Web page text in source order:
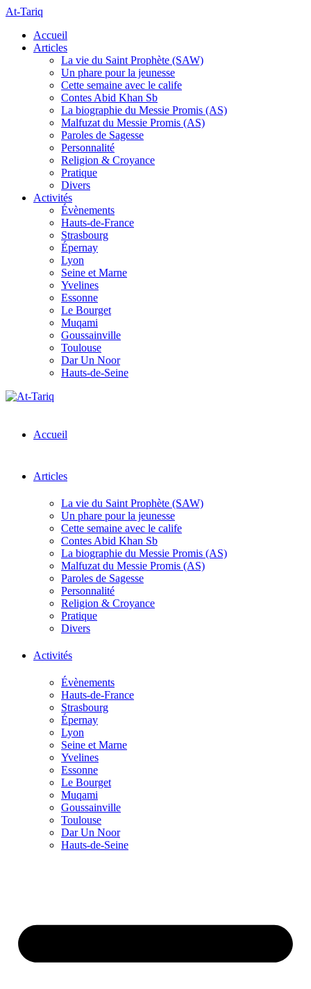
At-Tariq
Accueil
Articles
La vie du Saint Prophète (SAW)
Un phare pour la jeunesse
Cette semaine avec le calife
Contes Abid Khan Sb
La biographie du Messie Promis (AS)
Malfuzat du Messie Promis (AS)
Paroles de Sagesse
Personnalité
Religion & Croyance
Pratique
Divers
Activités
Évènements
Hauts-de-France
Strasbourg
Épernay
Lyon
Seine et Marne
Yvelines
Essonne
Le Bourget
Muqami
Goussainville
Toulouse
Dar Un Noor
Hauts-de-Seine
Accueil
Articles
La vie du Saint Prophète (SAW)
Un phare pour la jeunesse
Cette semaine avec le calife
Contes Abid Khan Sb
La biographie du Messie Promis (AS)
Malfuzat du Messie Promis (AS)
Paroles de Sagesse
Personnalité
Religion & Croyance
Pratique
Divers
Activités
Évènements
Hauts-de-France
Strasbourg
Épernay
Lyon
Seine et Marne
Yvelines
Essonne
Le Bourget
Muqami
Goussainville
Toulouse
Dar Un Noor
Hauts-de-Seine